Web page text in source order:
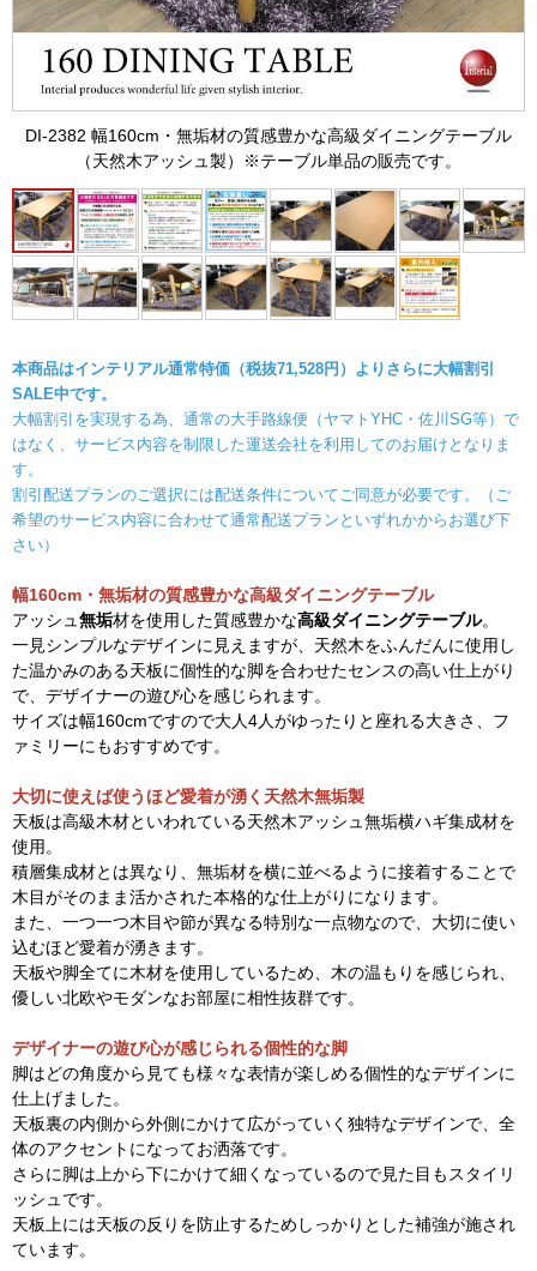
DI-2382 幅160cm・無垢材の質感豊かな高級ダイニングテーブル
（天然木アッシュ製）※テーブル単品の販売です。
本商品はインテリアル通常特価（税抜71,528円）よりさらに大幅割引
SALE中です。
大幅割引を実現する為、通常の大手路線便（ヤマトYHC・佐川SG等）で
はなく、 サービス内容を制限した運送会社を利用してのお届けとなりま
す。
割引配送プランのご選択には配送条件についてご同意が必要です。
（ご
希望のサービス内容に合わせて通常配送プランといずれかからお選び下
さい）
幅160cm・無垢材の質感豊かな高級ダイニングテーブル
アッシュ 無垢材を使用した質感豊かな高級ダイニングテーブル。
一見シンプルなデザインに見えますが、天然木をふんだんに使用し
た温かみのある天板に個性的な脚を合わせたセンスの高い仕上がり
で、デザイナーの遊び心を感じられます。
サイズは幅160cmですので大人4人がゆったりと座れる大きさ、フ
ァミリーにもおすすめです。
大切に使えば使うほど愛着が湧く天然木無垢製
天板は高級木材といわれている天然木アッシュ無垢横ハギ集成材を
使用。
積層集成材とは異なり、無垢材を横に並べるように接着することで
木目がそのまま活かされた本格的な仕上がりになります。
また、一つ一つ木目や節が異なる特別な一点物なので、大切に使い
込むほど愛着が湧きます。
天板や脚全てに木材を使用しているため、木の温もりを感じられ、
優しい北欧やモダンなお部屋に相性抜群です。
デザイナーの遊び心が感じられる個性的な脚
脚はどの角度から見ても様々な表情が楽しめる個性的なデザインに
仕上げました。
天板裏の内側から外側にかけて広がっていく独特なデザインで、全
体のアクセントになってお洒落です。
さらに脚は上から下にかけて細くなっているので見た目もスタイリ
ッシュです。
天板上には天板の反りを防止するためしっかりとした補強が施され
ています。